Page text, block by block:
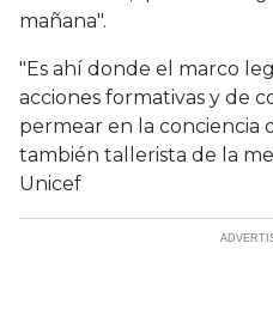
mañana".
"Es ahí donde el marco
acciones formativas y de
permear en la conciencia
también tallerista de la
Unicef